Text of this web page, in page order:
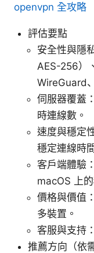
openvpn 全攻略
評估要點
安全性與隱
AES-256）
WireGuard
伺服器覆蓋
時連線數。
速度與穩定
穩定連線時
客戶端體驗
macOS 上的
價格與價值
多裝置。
客服與支持
推薦方向（依